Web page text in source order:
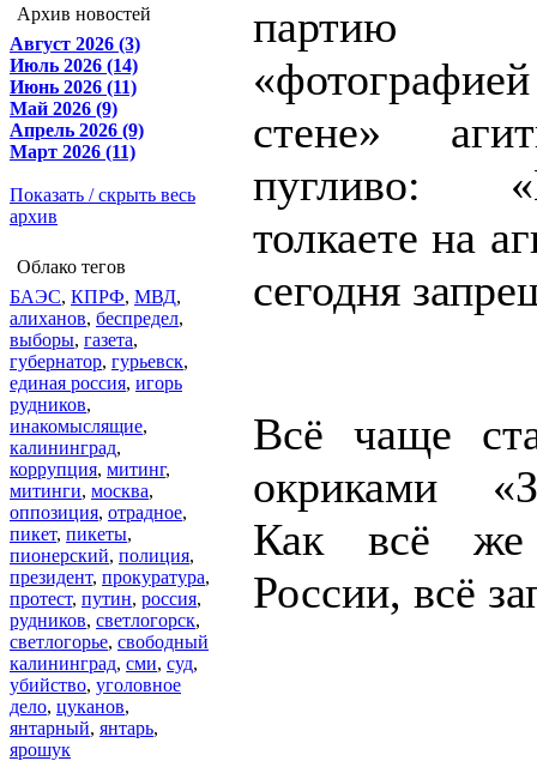
Архив новостей
Август 2026 (3)
Июль 2026 (14)
Июнь 2026 (11)
Май 2026 (9)
Апрель 2026 (9)
Март 2026 (11)
Показать / скрыть весь
архив
Облако тегов
БАЭС, КПРФ, МВД,
алиханов, беспредел,
выборы, газета,
губернатор, гурьевск,
единая россия, игорь
рудников,
инакомыслящие,
калининград,
коррупция, митинг,
митинги, москва,
оппозиция, отрадное,
пикет, пикеты,
пионерский, полиция,
президент, прокуратура,
протест, путин, россия,
рудников, светлогорск,
светлогорье, свободный
калининград, сми, суд,
убийство, уголовное
дело, цуканов,
янтарный, янтарь,
ярошук
стене»
пугливо:
толкаете на
сегодня
Всё чаще
окриками
Как всё
России, всё